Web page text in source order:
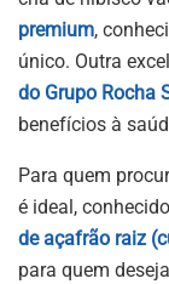
premium,
único. Outra
do Grupo Rocha
benefícios à
Para quem
é ideal,
de açafrão raiz
para quem